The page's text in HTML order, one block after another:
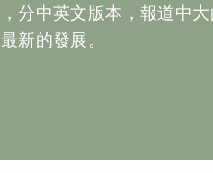
分中英文版本，報道中
新的發展。